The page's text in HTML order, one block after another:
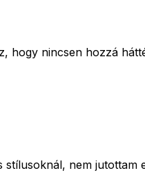
hogy nincsen hozzá
nem